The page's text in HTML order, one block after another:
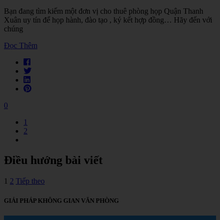
Bạn đang tìm kiếm một đơn vị cho thuê phòng họp Quận Thanh
Xuân uy tín để họp hành, đào tạo , ký kết hợp đồng… Hãy đến với
chúng
Đọc Thêm
0
1
2
Điều hướng bài viết
1 2 Tiếp theo
GIẢI PHÁP KHÔNG GIAN VĂN PHÒNG